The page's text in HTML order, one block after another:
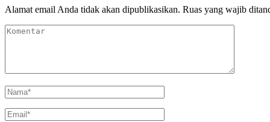
Alamat email Anda tidak akan dipublikasikan. Ruas yang wajib